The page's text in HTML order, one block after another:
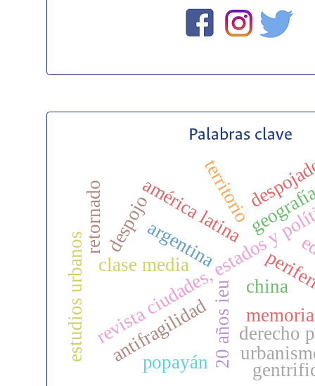
Palabras clave
revista ciudades, estados
estudios urbanos 20 años ieu
américa latina
argentina
clase media
antifragilidad
popayán
derecho
china
territorio
despojo
retornado